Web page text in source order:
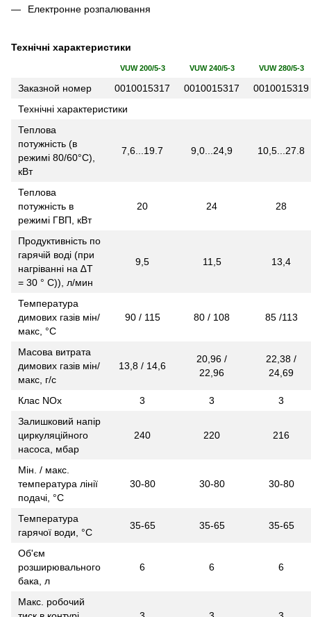
Електронне розпалювання
Технічні характеристики
VUW 200/5-3 VUW 240/5-3 VUW 280/5-3
Заказной номер 0010015317 0010015317
0010015319
Технічні характеристики
Теплова
потужність (в
режимі 80/60°C),
кВт
7,6...19.7 9,0...24,9 10,5...27.8
Теплова
потужність в
режимі ГВП, кВт
20 24 28
Продуктивність по
гарячій воді (при
нагріванні на ∆Т
= 30 ° С)), л/мин
9,5 11,5 13,4
Температура
димових газів мін/
макс, °С
90 / 115 80 / 108 85 /113
Масова витрата
димових газів мін/
макс, г/с
13,8 / 14,6
20,96 /
22,96
22,38 /
24,69
Клас NOx 3 3
3
Залишковий напір
циркуляційного
насоса, мбар
240 220 216
Мін. / макс.
температура лінії
подачі, °С
30-80 30-80 30-80
Температура
гарячої води, °С
35-65 35-65 35-65
Об'єм
розширювального
бака, л
6 6 6
Макс. робочий